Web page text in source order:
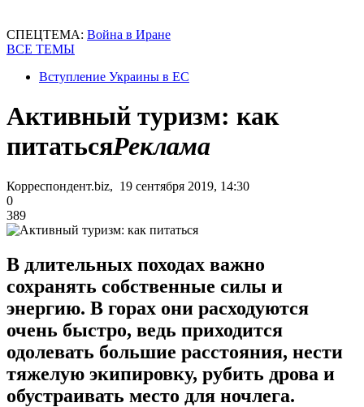
СПЕЦТЕМА: Война в Иране
ВСЕ ТЕМЫ
Вступление Украины в ЕС
Активный туризм: как
питатьсяРеклама
Корреспондент.biz, 19 сентября 2019, 14:30
0
389
В длительных походах важно
сохранять собственные силы и
энергию. В горах они расходуются
очень быстро, ведь приходится
одолевать большие расстояния, нести
тяжелую экипировку, рубить дрова и
обустраивать место для ночлега.